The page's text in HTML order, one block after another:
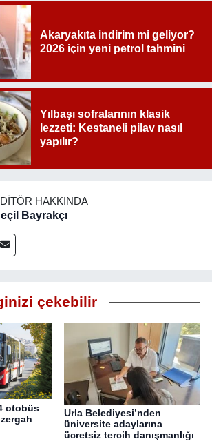
Akaryakıta indirim mi geliyor?
2026 için yeni petrol tahmini
Yılbaşı sofralarının klasik
lezzeti: Kestaneli pilav nasıl
yapılır?
HAKKINDA
Bayrakçı
çekebilir
otobüs
Urla Belediyesi’nden
üniversite adaylarına
ücretsiz tercih danışmanlığı